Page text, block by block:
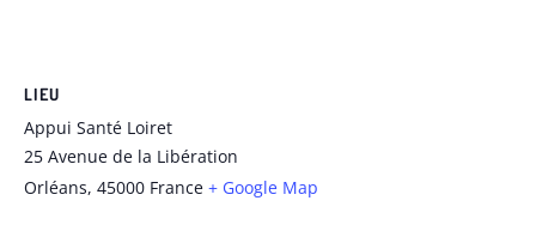
LIEU
Appui Santé Loiret
25 Avenue de la Libération
Orléans, 45000 France + Google Map